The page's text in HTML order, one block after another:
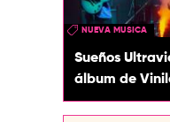
NUEVA MUSICA
Sueños
álbum de